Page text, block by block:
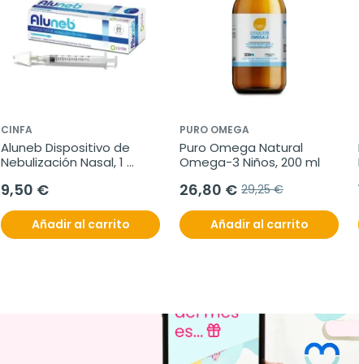
CINFA
Aluneb Dispositivo de
Nebulización Nasal, 1
9,50 €
Añadir al carrito
PURO OMEGA
Puro Omega Natural
Omega-3 Niños, 200 ml
26,80 € 29,25 €
Añadir al carrito